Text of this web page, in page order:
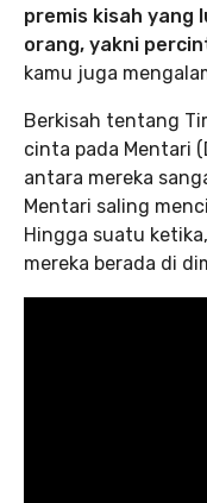
premis kisah yang
orang, yakni
kamu juga
Berkisah tentang
cinta pada Mentari
antara mereka
Mentari saling
Hingga suatu
mereka berada di